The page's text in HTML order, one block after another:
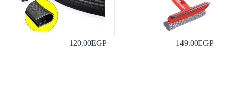
149.00EGP
120.00EGP